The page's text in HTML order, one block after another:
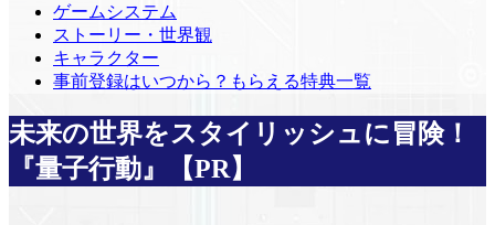
ゲームシステム
ストーリー・世界観
キャラクター
事前登録はいつから？もらえる特典一覧
未来の世界をスタイリッシュに冒険！
『量子行動』【PR】